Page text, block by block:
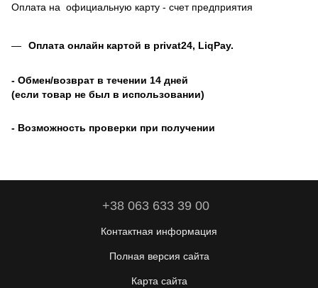
Оплата на официальную карту - счет предприятия
Оплата онлайн картой в privat24, LiqPay.
- Обмен/возврат в течении 14 дней
(если товар не был в использовании)
- Возможность проверки при получении
+38 063 633 39 00
Контактная информация
Полная версия сайта
Карта сайта